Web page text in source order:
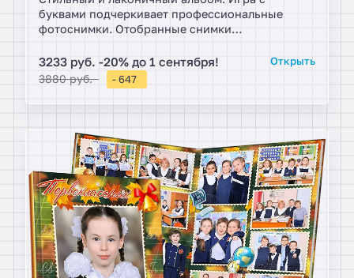
буквами подчеркивает профессиональные
фотоснимки. Отобранные снимки
памятные коллажи. Многослойные виньетки и
листы с цитатами.
3233 руб. -20% до 1 сентября!
3880 руб. - 647
Открыть